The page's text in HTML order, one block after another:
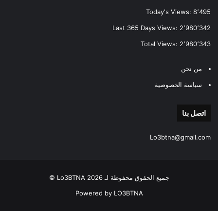
Today's Views: 8٬495
Last 365 Days Views: 2٬980٬342
Total Views: 2٬980٬343
من نحن
سياسة الخصوصية
اتصل بنا
Lo3btna@gmail.com
جميع الحقوق محفوظة لـ Lo3BTNA 2026 ©
Powered by LO3BTNA